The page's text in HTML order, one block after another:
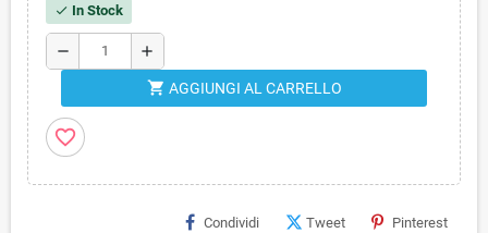
check In Stock
remove add
shopping_cart AGGIUNGI AL CARRELLO
favorite_border
Condividi Tweet Pinterest